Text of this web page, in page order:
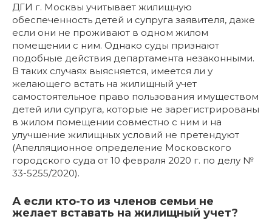
ДГИ г. Москвы учитывает жилищную
обеспеченность детей и супруга заявителя, даже
если они не проживают в одном жилом
помещении с ним. Однако суды признают
подобные действия департамента незаконными.
В таких случаях выясняется, имеется ли у
желающего встать на жилищный учет
самостоятельное право пользования имуществом
детей или супруга, которые не зарегистрированы
в жилом помещении совместно с ним и на
улучшение жилищных условий не претендуют
(Апелляционное определение Московского
городского суда от 10 февраля 2020 г. по делу №
33-5255/2020).
А если кто-то из членов семьи не
желает вставать на жилищный учет?